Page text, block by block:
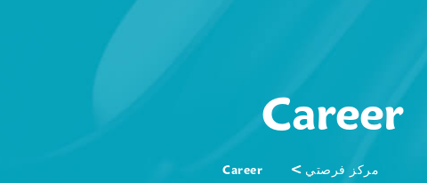
Career
مركز فرصتي >
Career